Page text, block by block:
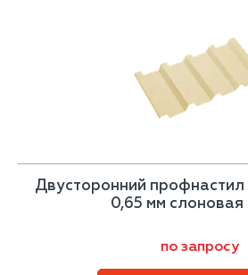
Двусторонний
0,65 мм слоновая
по запросу